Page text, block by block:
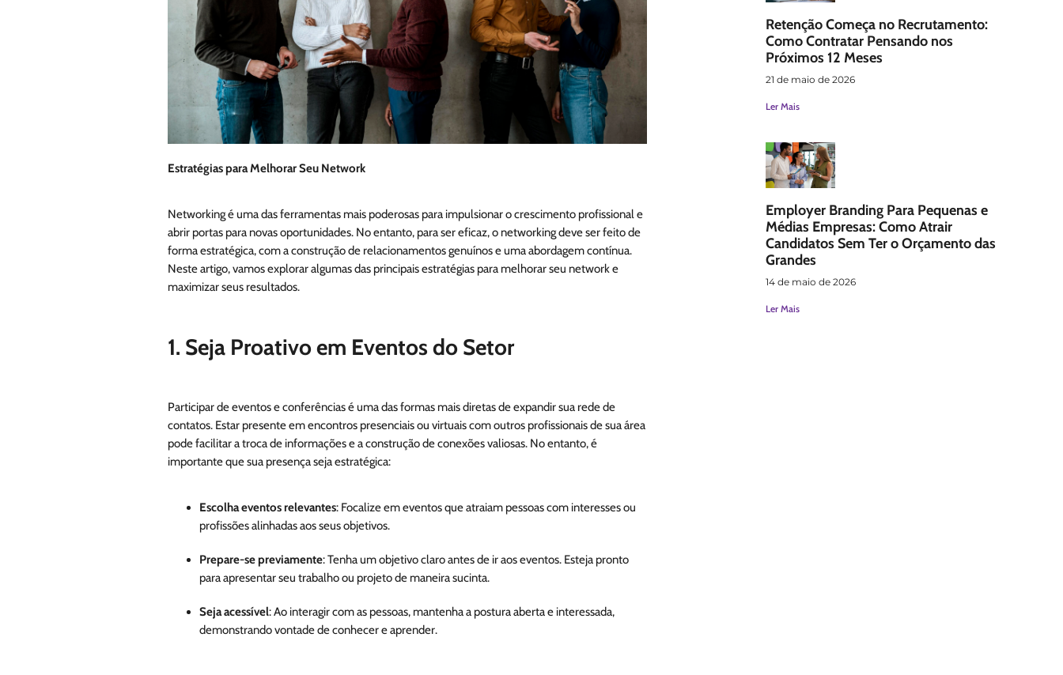
Estratégias para Melhorar Seu Network
Networking é uma das ferramentas mais poderosas para impulsionar o crescimento profissional e
abrir portas para novas oportunidades. No entanto, para ser eficaz, o networking deve ser feito de
forma estratégica, com a construção de relacionamentos genuínos e uma abordagem contínua.
Neste artigo, vamos explorar algumas das principais estratégias para melhorar seu network e
maximizar seus resultados.
1. Seja Proativo em Eventos do Setor
Participar de eventos e conferências é uma das formas mais diretas de expandir sua rede de
contatos. Estar presente em encontros presenciais ou virtuais com outros profissionais de sua área
pode facilitar a troca de informações e a construção de conexões valiosas. No entanto, é
importante que sua presença seja estratégica:
Escolha eventos relevantes: Focalize em eventos que atraiam pessoas com interesses ou
profissões alinhadas aos seus objetivos.
Prepare-se previamente: Tenha um objetivo claro antes de ir aos eventos. Esteja pronto
para apresentar seu trabalho ou projeto de maneira sucinta.
Seja acessível: Ao interagir com as pessoas, mantenha a postura aberta e interessada,
demonstrando vontade de conhecer e aprender.
Retenção Começa no Recrutamento:
Como Contratar Pensando nos
Próximos 12 Meses
21 de maio de 2026
Ler Mais
Employer Branding Para Pequenas e
Médias Empresas: Como Atrair
Candidatos Sem Ter o Orçamento das
Grandes
14 de maio de 2026
Ler Mais